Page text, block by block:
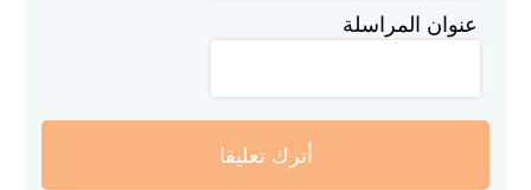
عنوان المراسلة
أترك تعليقا